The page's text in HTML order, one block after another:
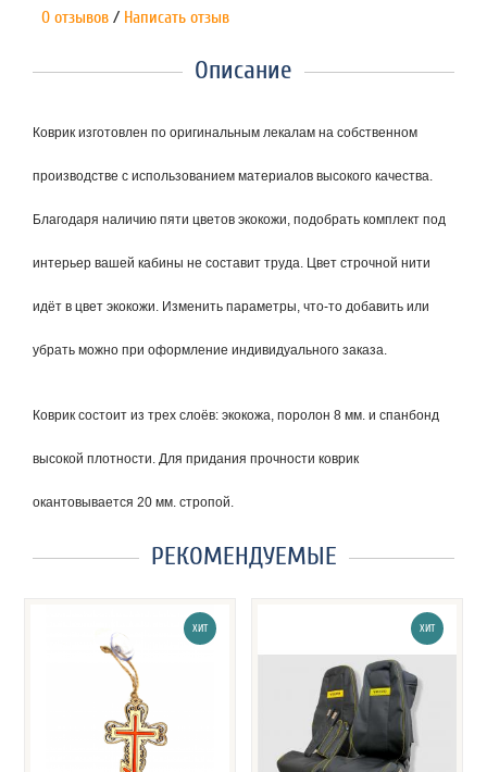
0 отзывов / Написать отзыв
Описание
Коврик изготовлен по оригинальным лекалам на собственном
производстве с использованием материалов высокого качества.
Благодаря наличию пяти цветов экокожи, подобрать комплект под
интерьер вашей кабины не составит труда. Цвет строчной нити
идёт в цвет экокожи. Изменить параметры, что-то добавить или
убрать можно при оформление индивидуального заказа.
Коврик состоит из трех слоёв: экокожа, поролон 8 мм. и спанбонд
высокой плотности. Для придания прочности коврик
окантовывается 20 мм. стропой.
РЕКОМЕНДУЕМЫЕ
ХИТ ХИТ